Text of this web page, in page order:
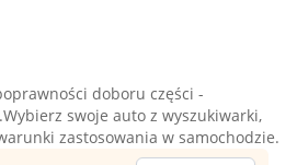
doboru części -
swoje auto z wyszukiwarki,
zastosowania w samochodzie.